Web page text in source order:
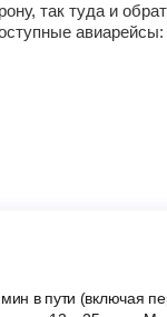
так туда и
мин в пути (включая